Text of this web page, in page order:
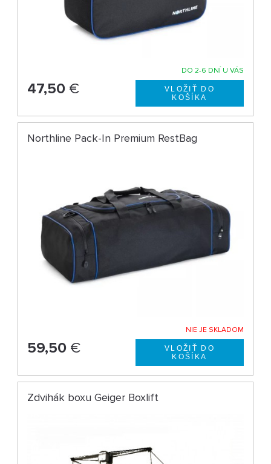
DO 2-6 DNÍ U VÁS
47,50 €
Northline Pack-In Premium RestBag
NIE JE SKLADOM
59,50 €
Zdvihák boxu Geiger Boxlift